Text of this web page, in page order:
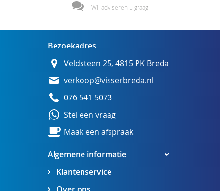
Wij adviseren u graag
Algemene informatie
Klantenservice
Bezoekadres
Veldsteen 25, 4815 PK Breda
verkoop@visserbreda.nl
076 541 5073
Stel een vraag
Maak een afspraak